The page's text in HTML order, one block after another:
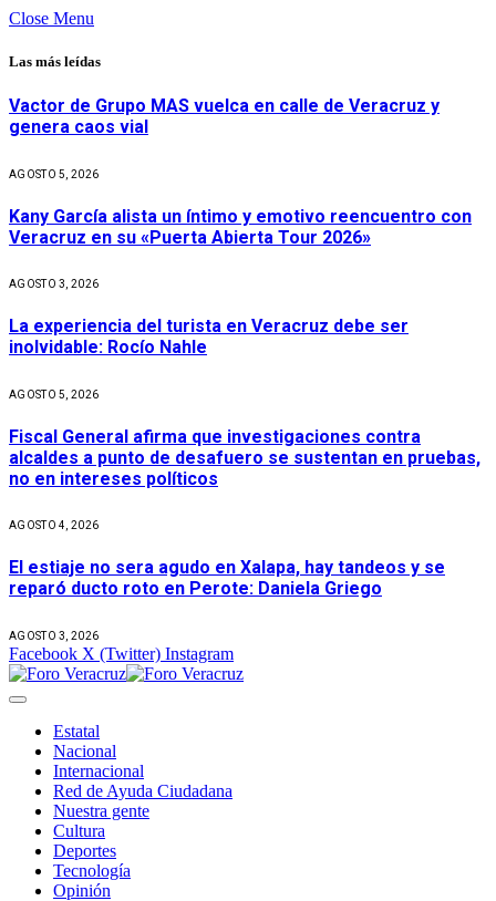
Close Menu
Las más leídas
Vactor de Grupo MAS vuelca en calle de Veracruz y
genera caos vial
AGOSTO 5, 2026
Kany García alista un íntimo y emotivo reencuentro con
Veracruz en su «Puerta Abierta Tour 2026»
AGOSTO 3, 2026
La experiencia del turista en Veracruz debe ser
inolvidable: Rocío Nahle
AGOSTO 5, 2026
Fiscal General afirma que investigaciones contra
alcaldes a punto de desafuero se sustentan en pruebas,
no en intereses políticos
AGOSTO 4, 2026
El estiaje no sera agudo en Xalapa, hay tandeos y se
reparó ducto roto en Perote: Daniela Griego
AGOSTO 3, 2026
Facebook X (Twitter) Instagram
Estatal
Nacional
Internacional
Red de Ayuda Ciudadana
Nuestra gente
Cultura
Deportes
Tecnología
Opinión